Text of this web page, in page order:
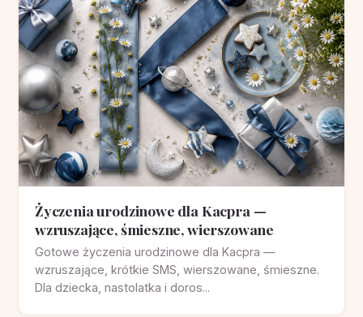
Życzenia urodzinowe dla Kacpra —
wzruszające, śmieszne, wierszowane
Gotowe życzenia urodzinowe dla Kacpra —
wzruszające, krótkie SMS, wierszowane, śmieszne.
Dla dziecka, nastolatka i doros...